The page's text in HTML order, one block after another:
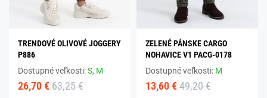
TRENDOVÉ OLIVOVÉ JOGGERY
P886
Dostupné veľkosti:S, M
26,70 € 63,25 €
ZELENÉ PÁNSKE CARGO
NOHAVICE V1 PACG-0178
Dostupné veľkosti: M
13,60 € 49,20 €